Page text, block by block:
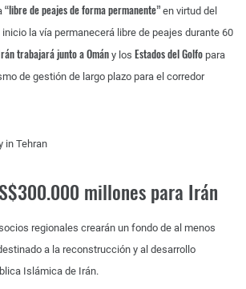
“libre de peajes de forma permanente” en virtud del
la vía permanecerá libre de peajes durante 60
trabajará junto a Omány los Estados del Golfo para
de gestión de largo plazo para el corredor
millones para Irán
regionales crearán un fondo de al menos
a la reconstrucción y al desarrollo
Islámica de Irán.